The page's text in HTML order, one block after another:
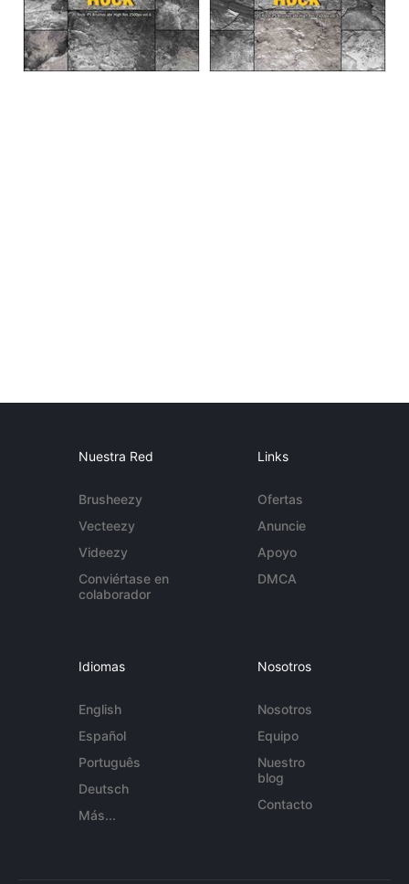
Nuestra Red
Brusheezy
Vecteezy
Videezy
Conviértase en
colaborador
Links
Ofertas
Anuncie
Apoyo
DMCA
Idiomas
English
Español
Português
Deutsch
Más...
Nosotros
Nosotros
Equipo
Nuestro
blog
Contacto